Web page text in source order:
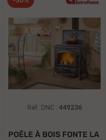
Réf. DNC : 449236
POÊLE À BOIS FONTE LA